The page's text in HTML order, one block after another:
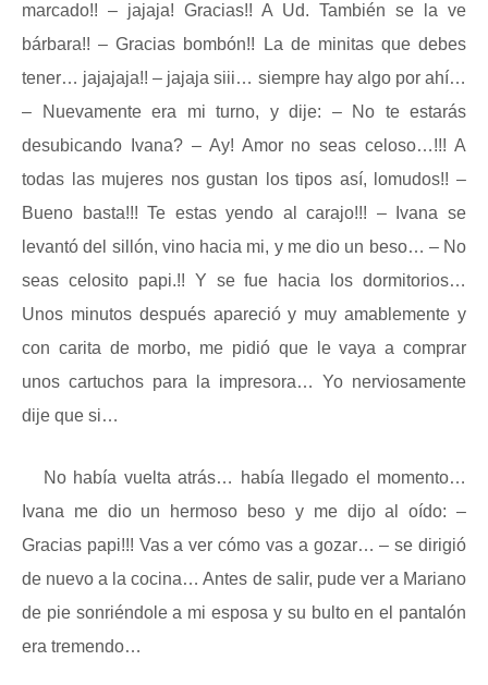
marcado!! – jajaja! Gracias!! A Ud. También se la ve
bárbara!! – Gracias bombón!! La de minitas que debes
tener… jajajaja!! – jajaja siii… siempre hay algo por ahí…
– Nuevamente era mi turno, y dije: – No te estarás
desubicando Ivana? – Ay! Amor no seas celoso…!!! A
todas las mujeres nos gustan los tipos así, lomudos!! –
Bueno basta!!! Te estas yendo al carajo!!! – Ivana se
levantó del sillón, vino hacia mi, y me dio un beso… – No
seas celosito papi.!! Y se fue hacia los dormitorios…
Unos minutos después apareció y muy amablemente y
con carita de morbo, me pidió que le vaya a comprar
unos cartuchos para la impresora… Yo nerviosamente
dije que si…
No había vuelta atrás… había llegado el momento…
Ivana me dio un hermoso beso y me dijo al oído: –
Gracias papi!!! Vas a ver cómo vas a gozar… – se dirigió
de nuevo a la cocina… Antes de salir, pude ver a Mariano
de pie sonriéndole a mi esposa y su bulto en el pantalón
era tremendo…